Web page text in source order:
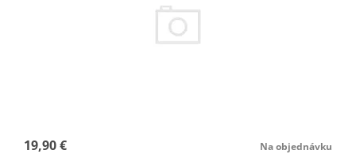
19,90 € Na objednávku